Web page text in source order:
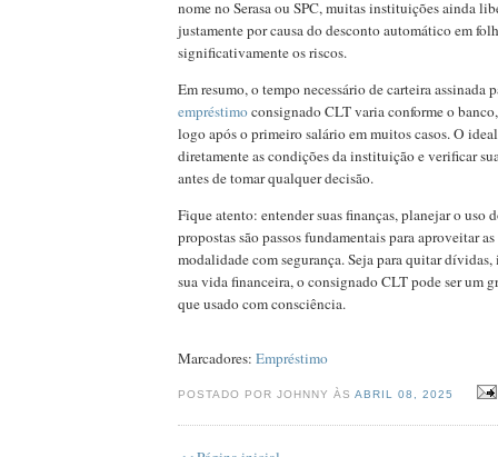
nome no Serasa ou SPC, muitas instituições ainda
justamente por causa do desconto automático em
significativamente os riscos.
Em resumo, o tempo necessário de carteira assinada
empréstimoconsignado CLT varia conforme o
logo após o primeiro salário em muitos casos. O
diretamente as condições da instituição e verificar
antes de tomar qualquer decisão.
Fique atento: entender suas finanças, planejar o uso
propostas são passos fundamentais para aproveitar
modalidade com segurança. Seja para quitar
sua vida financeira, o consignado CLT pode ser um
que usado com consciência.
Marcadores: Empréstimo
POSTADO POR JOHNNY ÀSABRIL 08, 2025